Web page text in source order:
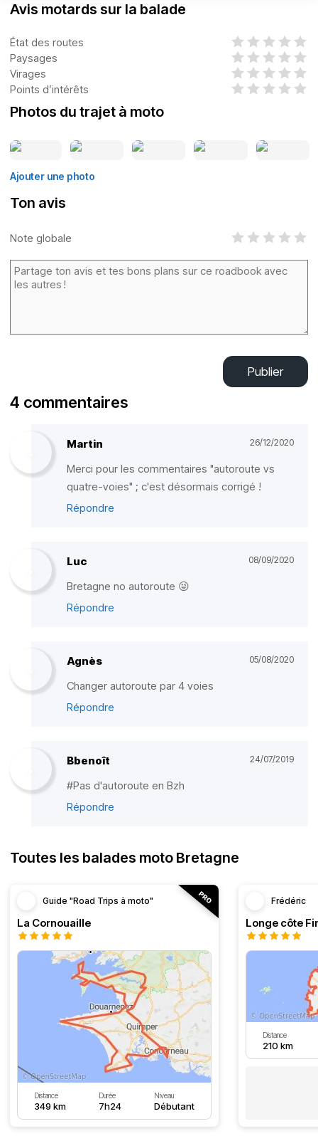
Avis motards sur la balade
État des routes
Paysages
Virages
Points d’intérêts
Photos du trajet à moto
Ajouter une photo
Ton avis
Note globale
Publier
4 commentaires
Martin 26/12/2020
Merci pour les commentaires "autoroute vs
quatre-voies" ; c'est désormais corrigé !
Répondre
Luc 08/09/2020
Bretagne no autoroute 😜
Répondre
Agnès 05/08/2020
Changer autoroute par 4 voies
Répondre
Bbenoît 24/07/2019
#Pas d'autoroute en Bzh
Répondre
Toutes les balades moto Bretagne
Guide "Road Trips à moto"
La Cornouaille
Distance
349 km
Durée
7h24
Niveau
Débutant
Frédéric
Distance
210 km